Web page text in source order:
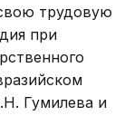
трудовую
при
Гумилева и